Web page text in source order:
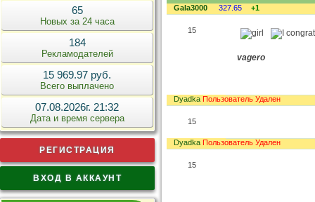
65
Новых за 24 часа
184
Рекламодателей
15 969.97 руб.
Всего выплачено
07.08.2026г. 21:32
Дата и время сервера
РЕГИСТРАЦИЯ
ВХОД В АККАУНТ
Gala3000 327.65 +1
15
vagero
Dyadka Пользователь Удален
15
Dyadka Пользователь Удален
15